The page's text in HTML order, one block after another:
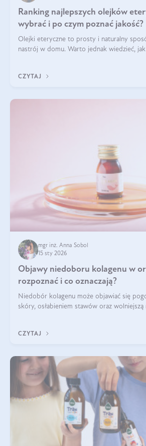
Ranking najlepszych olejków
wybrać i po czym poznać jakość?
Olejki eteryczne to prosty i naturalny
nastrój w domu. Warto jednak wiedzieć,
kryteria wyboru!
CZYTAJ
mgr inż. Anna Sobol
15 sty 2026
Objawy niedoboru kolagenu w
rozpoznać i co oznaczają?
Niedobór kolagenu może objawiać się
skóry, osłabieniem stawów oraz wolniejszą
osłabienie włosów.
CZYTAJ